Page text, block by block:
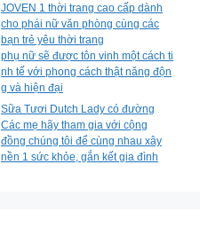
JOVEN 1 thời trang cao cấp dành
cho phái nữ văn phòng cùng các
bạn trẻ yêu thời trang
phụ nữ sẽ được tôn vinh một cách ti
nh tế với phong cách thật năng độn
g và hiện đại
Sữa Tươi Dutch Lady có đường
Các mẹ hãy tham gia với cộng
đồng chúng tôi để cùng nhau xây
nền 1 sức khỏe, gắn kết gia đình